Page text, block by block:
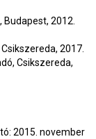
2012.
2017.
Csikszereda,
2015. november